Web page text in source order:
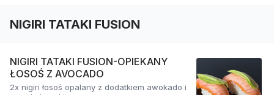
NIGIRI TATAKI FUSION
NIGIRI TATAKI FUSION-OPIEKANY
ŁOSOŚ Z AVOCADO
2x nigiri łosoś opalany z dodatkiem awokado i